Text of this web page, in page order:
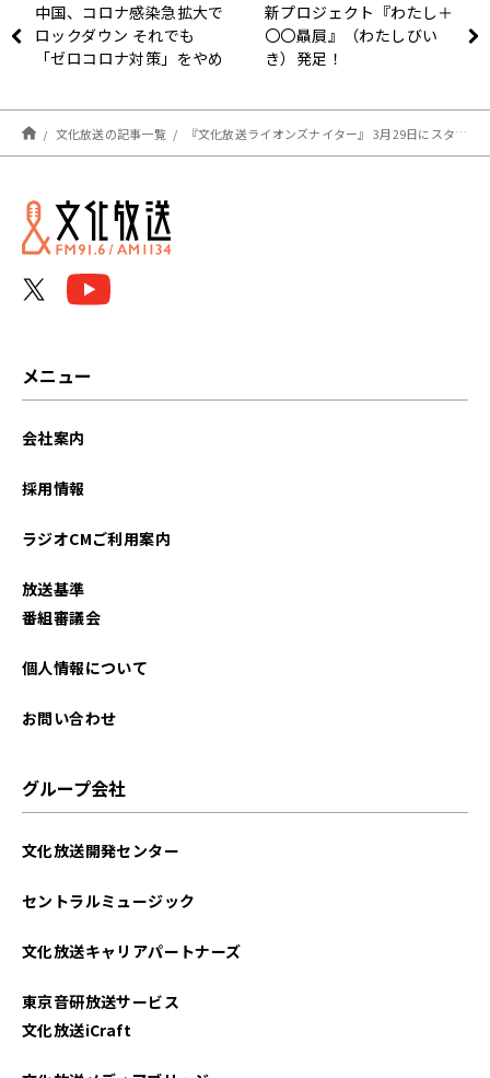
中国、コロナ感染急拡大で
ロックダウン それでも
「ゼロコロナ対策」をやめ
新プロジェクト『わたし＋
〇〇贔屓』（わたしびい
き）発足！
文化放送の記事一覧 『文化放送ライオンズナイター』 3月29日にスタート！
メニュー
会社案内
採用情報
ラジオCMご利用案内
放送基準
番組審議会
個人情報について
お問い合わせ
グループ会社
文化放送開発センター
セントラルミュージック
文化放送キャリアパートナーズ
東京音研放送サービス
文化放送iCraft